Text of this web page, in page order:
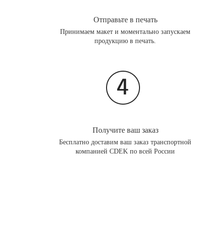
Отправьте в печать
Принимаем макет и моментально запускаем
продукцию в печать.
Получите ваш заказ
Бесплатно доставим ваш заказ транспортной
компанией CDEK по всей России